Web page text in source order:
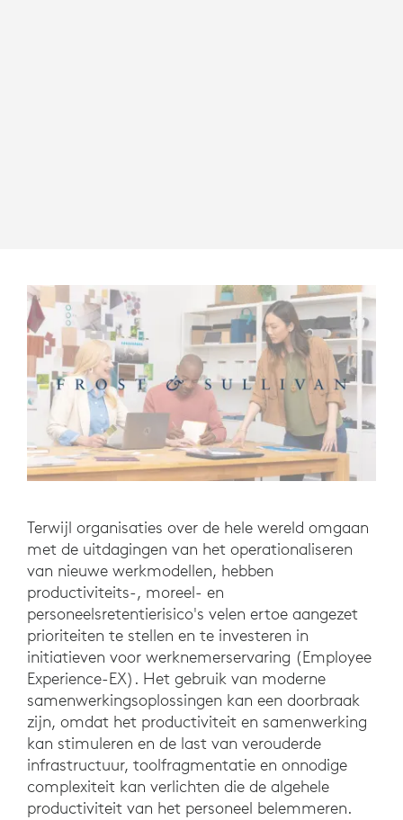
Terwijl organisaties over de hele wereld omgaan
met de uitdagingen van het operationaliseren
van nieuwe werkmodellen, hebben
productiviteits-, moreel- en
personeelsretentierisico's velen ertoe aangezet
prioriteiten te stellen en te investeren in
initiatieven voor werknemerservaring (Employee
Experience-EX). Het gebruik van moderne
samenwerkingsoplossingen kan een doorbraak
zijn, omdat het productiviteit en samenwerking
kan stimuleren en de last van verouderde
infrastructuur, toolfragmentatie en onnodige
complexiteit kan verlichten die de algehele
productiviteit van het personeel belemmeren.